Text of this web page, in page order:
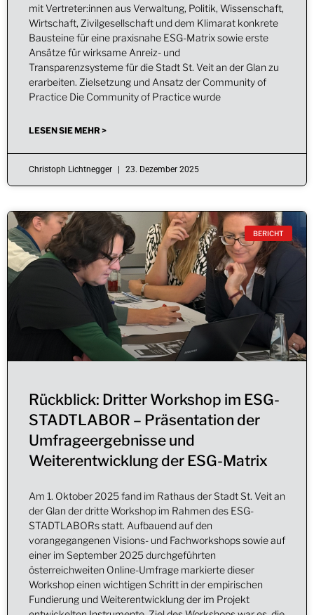
mit Vertreter:innen aus Verwaltung, Politik, Wissenschaft,
Wirtschaft, Zivilgesellschaft und dem Klimarat konkrete
Bausteine für eine praxisnahe ESG-Matrix sowie erste
Ansätze für wirksame Anreiz- und
Transparenzsysteme für die Stadt St. Veit an der Glan zu
erarbeiten. Zielsetzung und Ansatz der Community of
Practice Die Community of Practice wurde
LESEN SIE MEHR >
Christoph Lichtnegger 23. Dezember 2025
BERICHT
Rückblick: Dritter Workshop im ESG-
STADTLABOR – Präsentation der
Umfrageergebnisse und
Weiterentwicklung der ESG-Matrix
Am 1. Oktober 2025 fand im Rathaus der Stadt St. Veit an
der Glan der dritte Workshop im Rahmen des ESG-
STADTLABORs statt. Aufbauend auf den
vorangegangenen Visions- und Fachworkshops sowie auf
einer im September 2025 durchgeführten
österreichweiten Online-Umfrage markierte dieser
Workshop einen wichtigen Schritt in der empirischen
Fundierung und Weiterentwicklung der im Projekt